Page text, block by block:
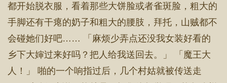
都开始脱衣服，看着那些大饼脸或者雀斑脸，粗大的
手脚还有干瘪的奶子和粗大的腰肢，拜托，山贼都不
会碰她们好吧…… 「麻烦少弄点还没我女装好看的
乡下大婶过来好吗？把人给我送回去。」 「魔王大
人！」 啪的一个响指过后，几个村姑就被传送走